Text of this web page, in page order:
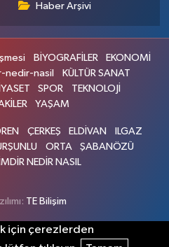
Haber Arşivi
BİYOGRAFİLER
EKONOMİ
nedir-nasil
KÜLTÜR SANAT
SPOR
TEKNOLOJİ
YAŞAM
ÇERKEŞ ELDİVAN
ILGAZ
ORTA
ŞABANÖZÜ
NEDİR NASIL
TE Bilişim
için çerezlerden